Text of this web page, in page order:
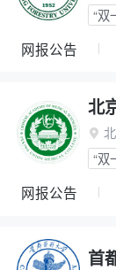
“双
网报公告
北

“双
网报公告
首